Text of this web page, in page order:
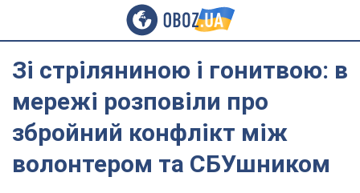
Зі стріляниною і гонитвою: в
мережі розповіли про
збройний конфлікт між
волонтером та СБУшником